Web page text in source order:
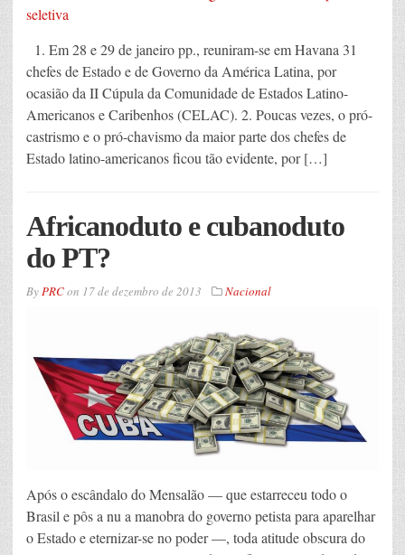
1. Em 28 e 29 de janeiro pp., reuniram-se em Havana 31
chefes de Estado e de Governo da América Latina, por
ocasião da II Cúpula da Comunidade de Estados Latino-
Americanos e Caribenhos (CELAC). 2. Poucas vezes, o pró-
castrismo e o pró-chavismo da maior parte dos chefes de
Estado latino-americanos ficou tão evidente, por […]
Africanoduto e cubanoduto
do PT?
ByPRCon 17 de dezembro de 2013 Nacional
Após o escândalo do Mensalão — que estarreceu todo o
Brasil e pôs a nu a manobra do governo petista para aparelhar
o Estado e eternizar-se no poder —, toda atitude obscura do